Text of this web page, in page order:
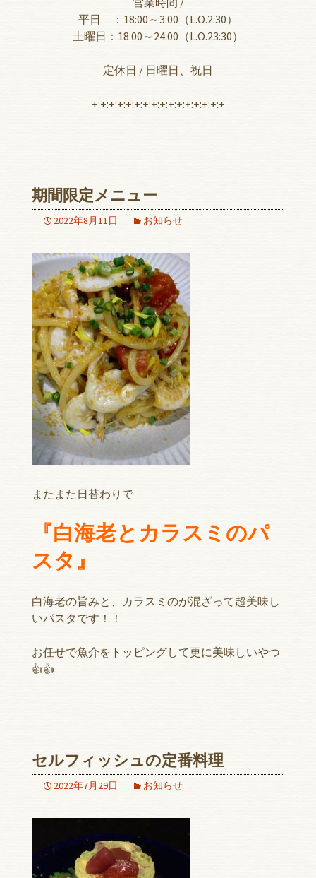
平日 ：18:00～3:00（L.O.2:30）
土曜日：18:00～24:00（L.O.23:30）
定休日 / 日曜日、祝日
+:+:+:+:+:+:+:+:+:+:+:+:+:+:+:+
期間限定メニュー
2022年8月11日 お知らせ
またまた日替わりで
『白海老とカラスミのパ
スタ』
白海老の旨みと、カラスミのが混ざって超美味し
いパスタです！！
お任せで魚介をトッピングして更に美味しいやつ
👍👍
セルフィッシュの定番料理
2022年7月29日 お知らせ